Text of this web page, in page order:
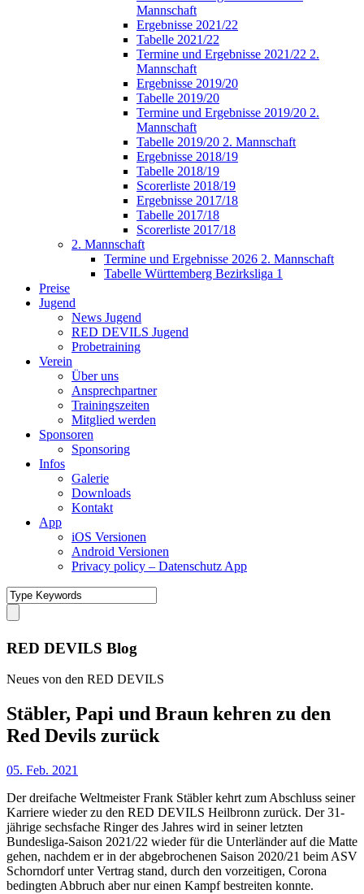
Mannschaft
Ergebnisse 2021/22
Tabelle 2021/22
Termine und Ergebnisse 2021/22 2.
Mannschaft
Ergebnisse 2019/20
Tabelle 2019/20
Termine und Ergebnisse 2019/20 2.
Mannschaft
Tabelle 2019/20 2. Mannschaft
Ergebnisse 2018/19
Tabelle 2018/19
Scorerliste 2018/19
Ergebnisse 2017/18
Tabelle 2017/18
Scorerliste 2017/18
2. Mannschaft
Termine und Ergebnisse 2026 2. Mannschaft
Tabelle Württemberg Bezirksliga 1
Preise
Jugend
News Jugend
RED DEVILS Jugend
Probetraining
Verein
Über uns
Ansprechpartner
Trainingszeiten
Mitglied werden
Sponsoren
Sponsoring
Infos
Galerie
Downloads
Kontakt
App
iOS Versionen
Android Versionen
Privacy policy – Datenschutz App
RED DEVILS Blog
Neues von den RED DEVILS
Stäbler, Papi und Braun kehren zu den
Red Devils zurück
05. Feb. 2021
Der dreifache Weltmeister Frank Stäbler kehrt zum Abschluss seiner
Karriere wieder zu den RED DEVILS Heilbronn zurück. Der 31-
jährige sechsfache Ringer des Jahres wird in seiner letzten
Bundesliga-Saison 2021/22 wieder für die Unterländer auf die Matte
gehen, nachdem er in der abgebrochenen Saison 2020/21 beim ASV
Schorndorf unter Vertrag stand, durch den vorzeitigen, Corona
bedingten Abbruch aber nur einen Kampf bestreiten konnte.